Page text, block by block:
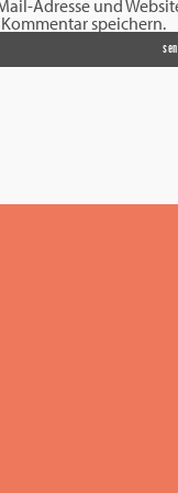
Adresse und
speichern.